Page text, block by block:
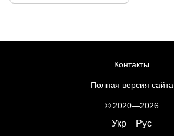
Контакты
Полная версия сайта
© 2020—2026
Укр Рус